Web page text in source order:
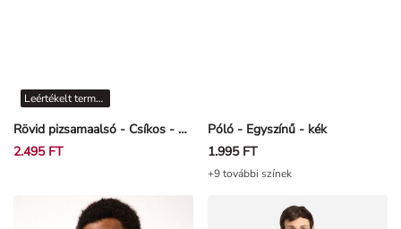
Rövid pizsamaalsó - Csíkos - Világoskék
Leértékelt termékek
2.495 FT
Póló - Egyszínű - kék
1.995 FT
+9 további színek